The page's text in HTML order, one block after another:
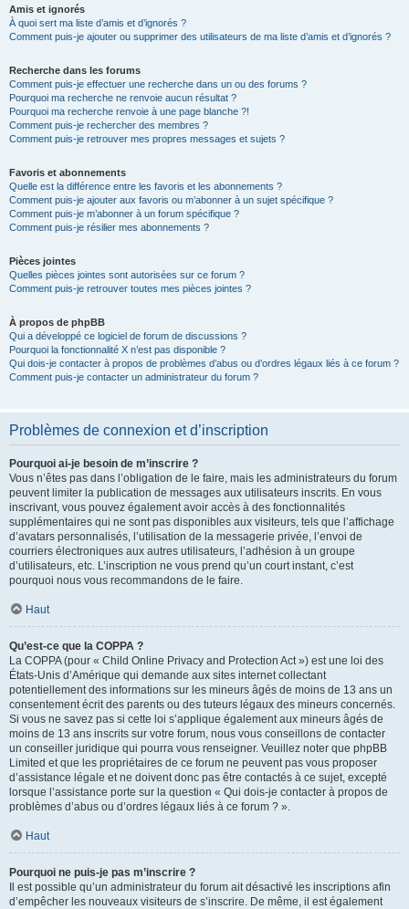
Amis et ignorés
À quoi sert ma liste d’amis et d’ignorés ?
Comment puis-je ajouter ou supprimer des utilisateurs de ma liste d’amis et d’ignorés ?
Recherche dans les forums
Comment puis-je effectuer une recherche dans un ou des forums ?
Pourquoi ma recherche ne renvoie aucun résultat ?
Pourquoi ma recherche renvoie à une page blanche ?!
Comment puis-je rechercher des membres ?
Comment puis-je retrouver mes propres messages et sujets ?
Favoris et abonnements
Quelle est la différence entre les favoris et les abonnements ?
Comment puis-je ajouter aux favoris ou m’abonner à un sujet spécifique ?
Comment puis-je m’abonner à un forum spécifique ?
Comment puis-je résilier mes abonnements ?
Pièces jointes
Quelles pièces jointes sont autorisées sur ce forum ?
Comment puis-je retrouver toutes mes pièces jointes ?
À propos de phpBB
Qui a développé ce logiciel de forum de discussions ?
Pourquoi la fonctionnalité X n’est pas disponible ?
Qui dois-je contacter à propos de problèmes d’abus ou d’ordres légaux liés à ce forum ?
Comment puis-je contacter un administrateur du forum ?
Problèmes de connexion et d’inscription
Pourquoi ai-je besoin de m’inscrire ?
Vous n’êtes pas dans l’obligation de le faire, mais les administrateurs du forum
peuvent limiter la publication de messages aux utilisateurs inscrits. En vous
inscrivant, vous pouvez également avoir accès à des fonctionnalités
supplémentaires qui ne sont pas disponibles aux visiteurs, tels que l’affichage
d’avatars personnalisés, l’utilisation de la messagerie privée, l’envoi de
courriers électroniques aux autres utilisateurs, l’adhésion à un groupe
d’utilisateurs, etc. L’inscription ne vous prend qu’un court instant, c’est
pourquoi nous vous recommandons de le faire.
Haut
Qu’est-ce que la COPPA ?
La COPPA (pour « Child Online Privacy and Protection Act ») est une loi des
États-Unis d’Amérique qui demande aux sites internet collectant
potentiellement des informations sur les mineurs âgés de moins de 13 ans un
consentement écrit des parents ou des tuteurs légaux des mineurs concernés.
Si vous ne savez pas si cette loi s’applique également aux mineurs âgés de
moins de 13 ans inscrits sur votre forum, nous vous conseillons de contacter
un conseiller juridique qui pourra vous renseigner. Veuillez noter que phpBB
Limited et que les propriétaires de ce forum ne peuvent pas vous proposer
d’assistance légale et ne doivent donc pas être contactés à ce sujet, excepté
lorsque l’assistance porte sur la question « Qui dois-je contacter à propos de
problèmes d’abus ou d’ordres légaux liés à ce forum ? ».
Haut
Pourquoi ne puis-je pas m’inscrire ?
Il est possible qu’un administrateur du forum ait désactivé les inscriptions afin
d’empêcher les nouveaux visiteurs de s’inscrire. De même, il est également